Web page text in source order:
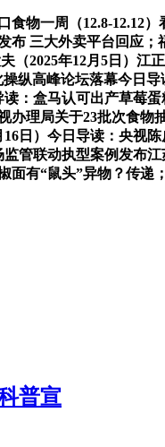
一周（12.8-12.12）
布 三大外卖平台回应
（2025年12月5日）
纵高峰论坛落幕今日
读：盒马认可出产草
办理局关于23批次食
日）今日导读：央视
联动执型案例发布
面有“鼠头”异物？传递；
普宣